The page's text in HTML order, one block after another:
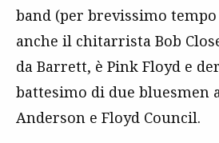
band (per brevissimo
anche il chitarrista Bob
da Barrett, è Pink Floyd e
battesimo di due bluesmen
Anderson e Floyd Council.